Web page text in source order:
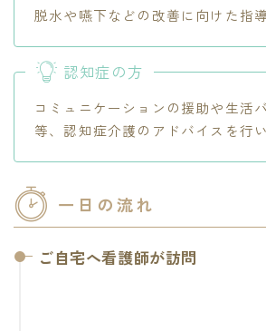
脱水や嚥下などの改善に向けた指
認知症の方
コミュニケーションの援助や生活
等、認知症介護のアドバイスを行い
一日の流れ
ご自宅へ看護師が訪問